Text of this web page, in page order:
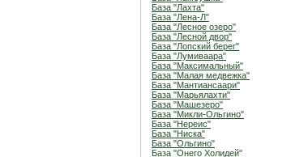
База "Лахта"
База "Лена-Л"
База "Лесное озеро"
База "Лесной двор"
База "Лопский берег"
База "Лумиваара"
База "Максимальный"
База "Малая медвежка"
База "Мантиансаари"
База "Марьялахти"
База "Машезеро"
База "Микли-Ольгино"
База "Нереис"
База "Ниска"
База "Ольгино"
База "Онего Холидей"